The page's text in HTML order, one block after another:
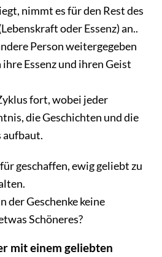
nimmt es für den Rest des
oder Essenz) an..
Person weitergegeben
Essenz und ihren Geist
fort, wobei jeder
die Geschichten und die
aufbaut.
geschaffen, ewig geliebt zu
der Geschenke keine
Schöneres?
mit einem geliebten